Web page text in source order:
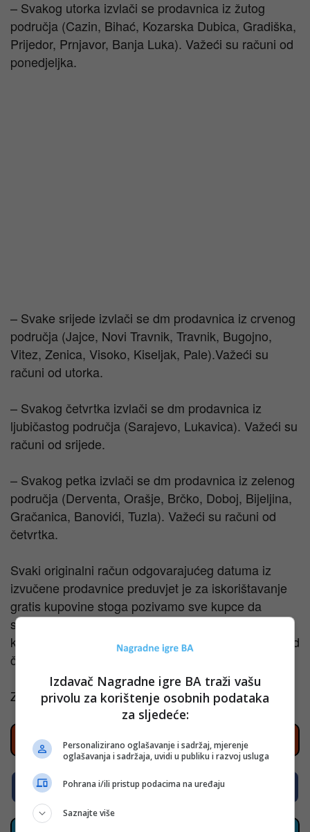
– Svakog utorka izvlači se prodavnica iz žutog
područja (Cazin, Bihać, Kozarska Dubica, Gradiška,
Prijedor, Prnjavor, Banja Luka). Važeći su računi od
ponedjeljka.
– Svake srijede izvlači se dm prodavnica iz crvenog
područja (Jajce, Novi Travnik, Travnik, Bugojno,
Vitez, Zenica, Visoko, Kiseljak, Pale).Važeći su
računi od utorka.
– Svakog četvrtka izvlači se dm prodavnica iz
ljubičastog područja (Sarajevo, Lukavica). Važeći su
računi od srijede.
– Svakog petka izvlači se dm prodavnica iz zelenog
područja (Derventa, Orašje, Brčko, Doboj, Bijeljina,
Gračanica, Banovići, Tuzla). Važeći su računi od
četvrtka.
Svaki originalni račun odgovarajućeg datuma iz
izvučene prodavnice preduvjet je za iskorištavanje
gratis kupovine stoga pozivamo sve kupce da
sačuvaju februarske račune kupovine. Na primjer,
kupci iz zelenog područja moraju sačuvati račune od
četvrtka.
Za detalje klinite nawww.dm-drogeriemarkt.ba
Prati nove nagradne igre na Instagramu
Prati nove nagradne igre na Facebooku
Izdavač Nagradne igre BA traži vašu
privolu za korištenje osobnih podataka
za sljedeće:
Personalizirano oglašavanje i sadržaj, mjerenje
oglašavanja i sadržaja, uvidi u publiku i razvoj usluga
Pohrana i/ili pristup podacima na uređaju
Saznajte više